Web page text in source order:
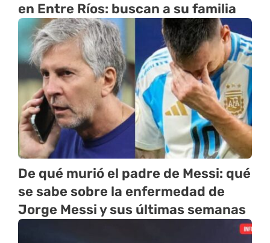
en Entre Ríos: buscan a su familia
De qué murió el padre de Messi: qué
se sabe sobre la enfermedad de
Jorge Messi y sus últimas semanas